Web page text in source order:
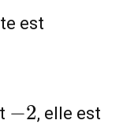
est
-2
−2, elle est